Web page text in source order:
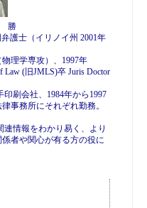
勝
護士（イリノイ州 2001年
理学専攻）、1997年
Law (旧JMLS)卒 Juris Doctor
印刷会社、1984年から1997
事務所にそれぞれ勤務。
連情報をわかり易く、より
者や関心が有る方の役に